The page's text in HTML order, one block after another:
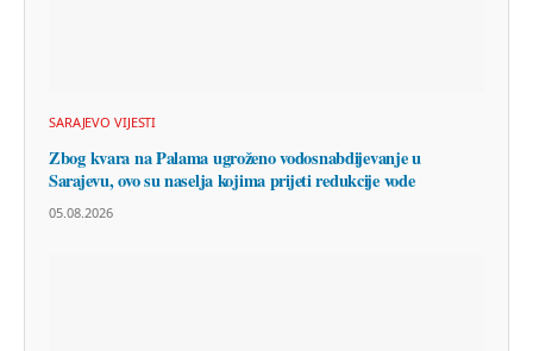
SARAJEVO VIJESTI
Zbog kvara na Palama ugroženo vodosnabdijevanje u
Sarajevu, ovo su naselja kojima prijeti redukcije vode
05.08.2026